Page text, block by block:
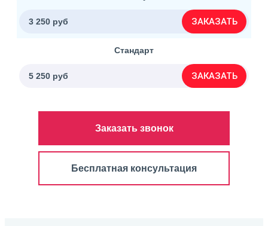
3 250 руб ЗАКАЗАТЬ
Стандарт
5 250 руб ЗАКАЗАТЬ
Заказать звонок
Бесплатная консультация